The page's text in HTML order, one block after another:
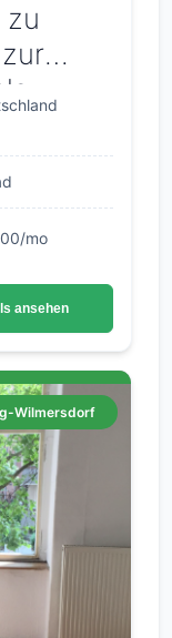
mo
ansehen
Wilmersdorf